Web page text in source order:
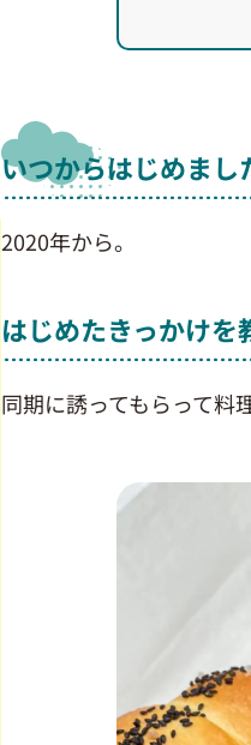
いつからはじめまし
2020年から。
はじめたきっかけを
同期に誘ってもらって料